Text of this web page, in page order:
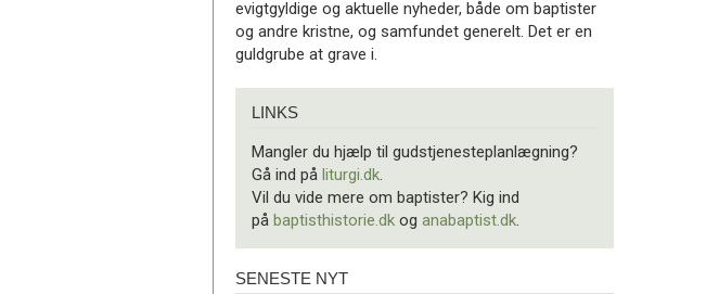
evigtgyldige og aktuelle nyheder, både om baptister
og andre kristne, og samfundet generelt. Det er en
guldgrube at grave i.
LINKS
Mangler du hjælp til gudstjenesteplanlægning?
Gå ind på liturgi.dk
Vil du vide mere om baptister? Kig ind
på baptisthistorie.dk og anabaptist.dk
Seneste
SENESTE NYT